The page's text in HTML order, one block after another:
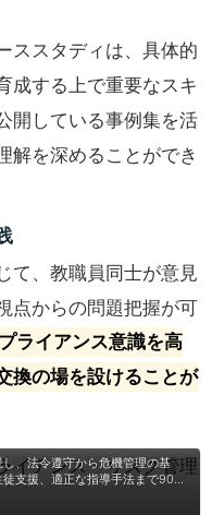
ススタディは、具体的
成する上で重要なスキ
開している事例集を活
解を深めることができ
て、教職員同士が意見
点からの問題把握が可
ライアンス意識を高
換の場を設けることが
アンス・リスク管
、法令遵守から危機管理の基
支援、適正な指導手法まで90
安定化を促進し、教職員の自覚
。